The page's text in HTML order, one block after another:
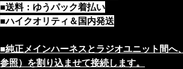
■送料：ゆうパック着払い
■ハイクオリティ＆国内発送
■純正メインハーネスとラジオユニット間
参照）を割り込ませて接続します。